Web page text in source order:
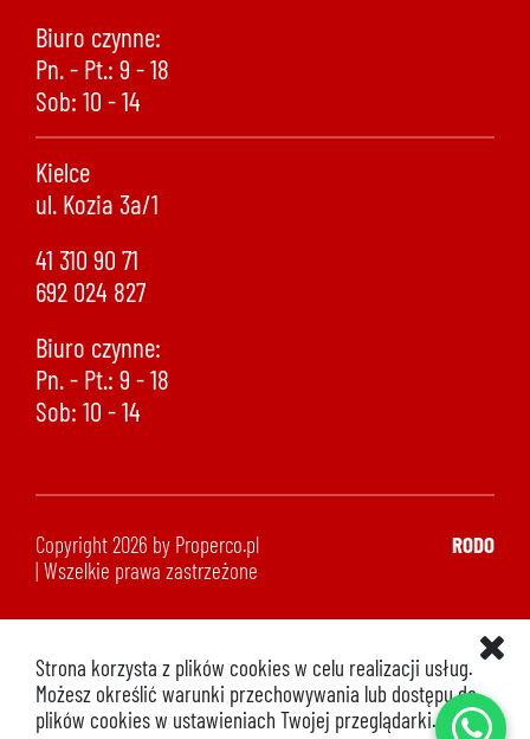
Biuro czynne:
Pn. - Pt.: 9 - 18
Sob: 10 - 14
Kielce
ul. Kozia 3a/1
41 310 90 71
692 024 827
Biuro czynne:
Pn. - Pt.: 9 - 18
Sob: 10 - 14
Copyright 2026 by Properco.pl
| Wszelkie prawa zastrzeżone
RODO
Strona korzysta z plików cookies w celu realizacji usług.
Możesz określić warunki przechowywania lub dostępu do
plików cookies w ustawieniach Twojej przeglądarki.